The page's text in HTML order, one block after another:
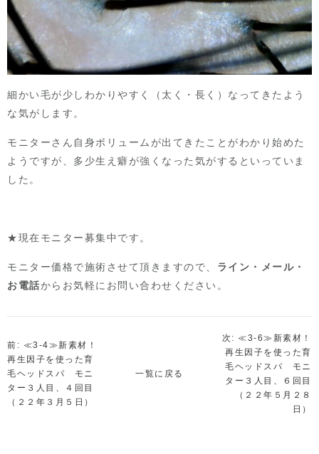
細かい毛が少しわかりやすく（太く・長く）なってきたよう
な気がします。
モニターさん自身ボリュームが出てきたことがわかり始めた
ようですが、多少生え癖が強くなった気がするといっていま
した。
★現在モニター募集中です。
モニター価格で施術させて頂きますので、 ライン・メール・
お電話からお気軽にお問い合わせください。
前: ≪3-4≫新素材！
再生因子を使った育
毛ヘッドスパ モニ
ター３人目、４回目
（２２年３月５日）
一覧に戻る
次: ≪3-6≫新素材！
再生因子を使った育
毛ヘッドスパ モニ
ター３人目、６回目
（２２年５月２８
日）